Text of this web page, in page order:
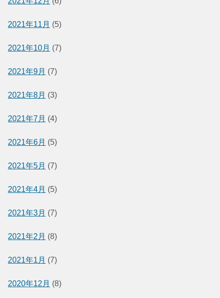
2021年11月 (5)
2021年10月 (7)
2021年9月 (7)
2021年8月 (3)
2021年7月 (4)
2021年6月 (5)
2021年5月 (7)
2021年4月 (5)
2021年3月 (7)
2021年2月 (8)
2021年1月 (7)
2020年12月 (8)